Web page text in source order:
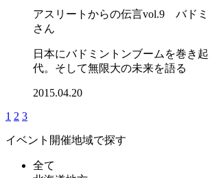
アスリートからの伝言vol.9 バドミ
さん
日本にバドミントンブームを巻き
代。そして無限大の未来を語る
2015.04.20
1 2 3
イベント開催地域で探す
全て